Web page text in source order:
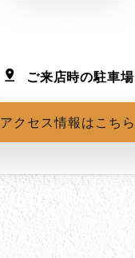
ご来店時の駐車場
アクセス情報はこちら